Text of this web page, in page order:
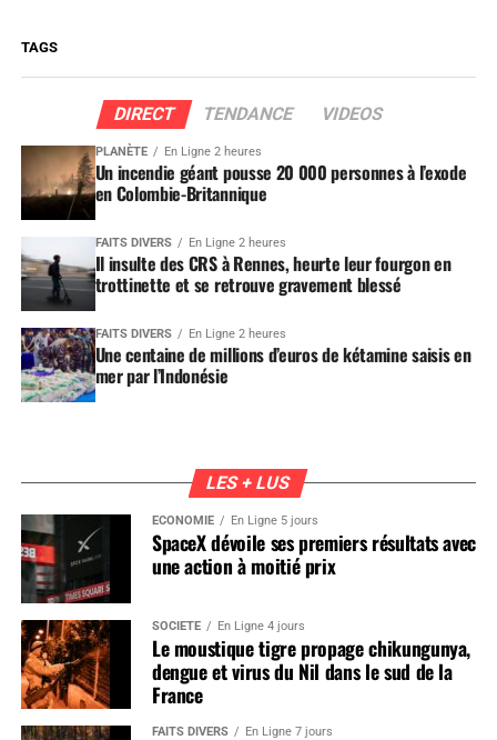
TAGS
DIRECT TENDANCE VIDEOS
PLANÈTE En Ligne 2 heures
Un incendie géant pousse 20 000 personnes à l’exode
en Colombie-Britannique
FAITS DIVERS En Ligne 2 heures
Il insulte des CRS à Rennes, heurte leur fourgon en
trottinette et se retrouve gravement blessé
FAITS DIVERS En Ligne 2 heures
Une centaine de millions d’euros de kétamine saisis en
mer par l’Indonésie
LES + LUS
ÉCONOMIE En Ligne 5 jours
SpaceX dévoile ses premiers résultats avec
une action à moitié prix
SOCIÉTÉ En Ligne 4 jours
Le moustique tigre propage chikungunya,
dengue et virus du Nil dans le sud de la
France
FAITS DIVERS En Ligne 7 jours